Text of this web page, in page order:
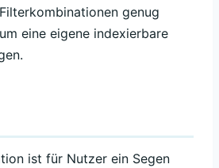
genug
eine eigene indexierbare
ist für Nutzer ein Segen